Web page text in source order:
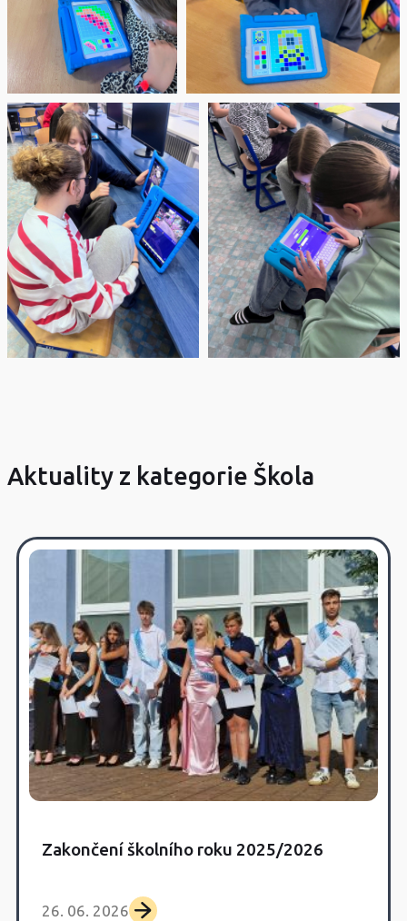
Aktuality z kategorie Škola
Zakončení školního roku 2025/2026
26. 06. 2026